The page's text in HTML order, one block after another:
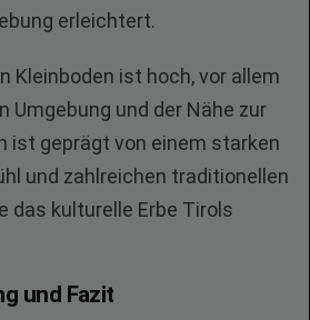
erleichtert.
Kleinboden ist hoch, vor allem
Umgebung und der Nähe zur
ist geprägt von einem starken
und zahlreichen traditionellen
das kulturelle Erbe Tirols
und Fazit